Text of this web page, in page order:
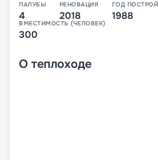
ПАЛУБЫ
4
РЕНОВАЦИЯ
2018
ГОД
1988
ВМЕСТИМОСТЬ (ЧЕЛОВЕК)
300
О теплоходе